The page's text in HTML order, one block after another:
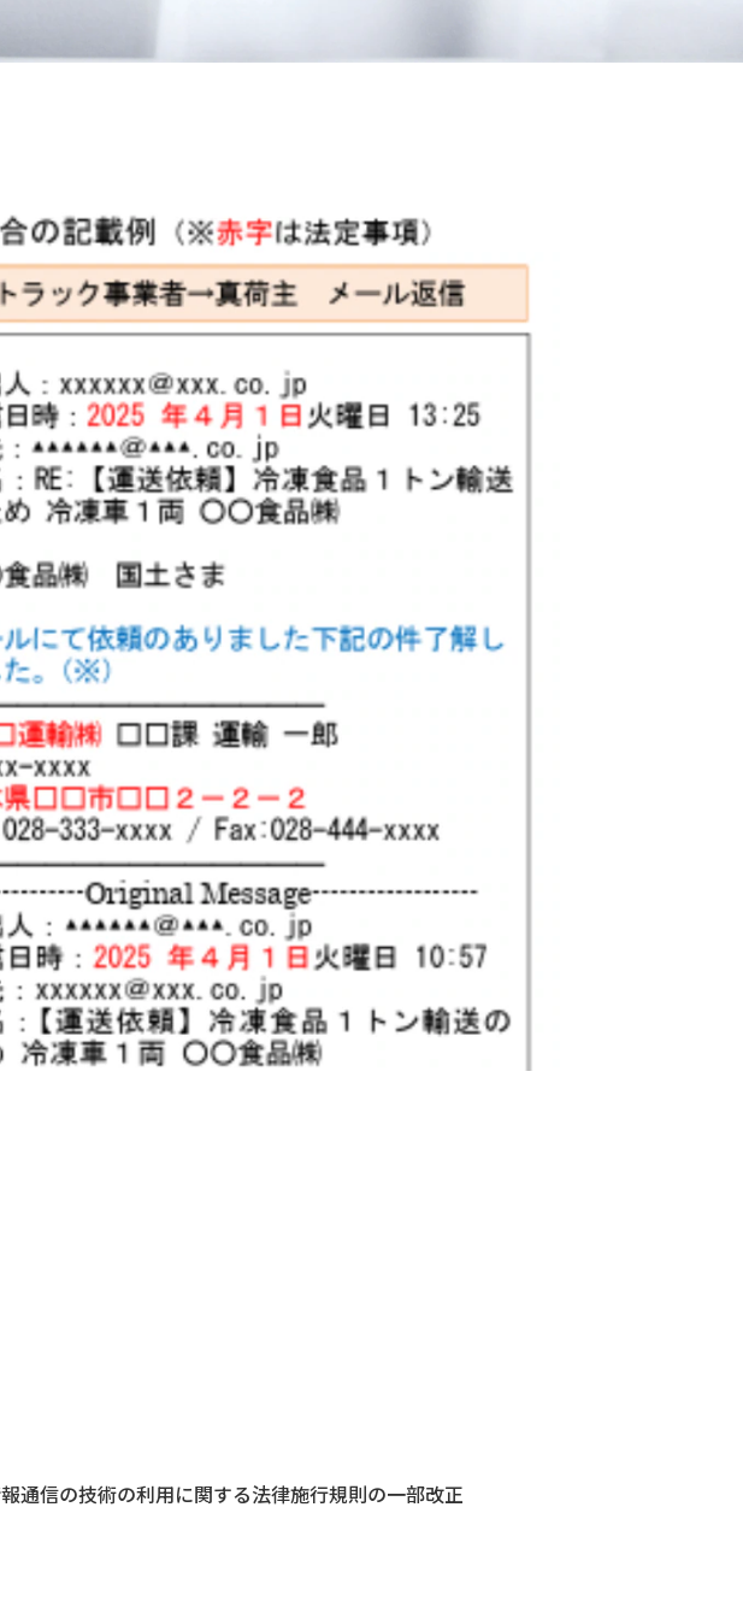
通信の技術の利用に関する法律施行規則の一部改正